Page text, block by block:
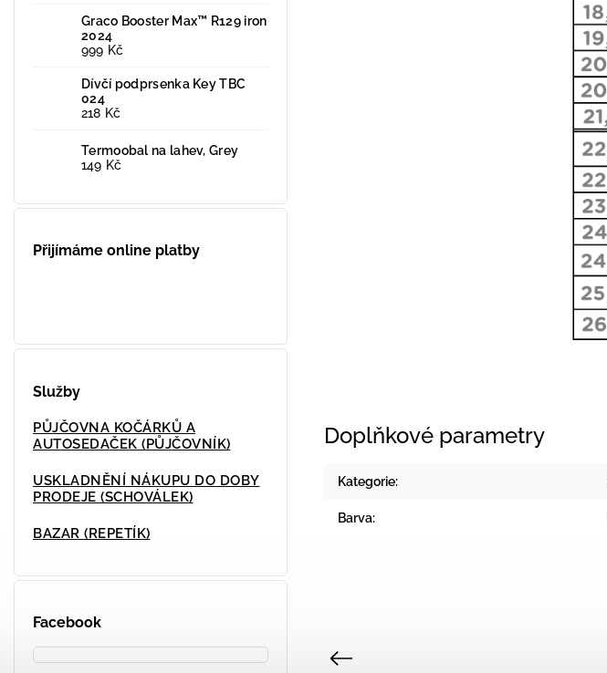
Graco Booster Max™ R129 iron
2024
999 Kč
Dívčí podprsenka Key TBC
024
218 Kč
Termoobal na lahev, Grey
149 Kč
Přijímáme online platby
Služby
PŮJČOVNA KOČÁRKŮ A
AUTOSEDAČEK (PŮJČOVNÍK)
USKLADNĚNÍ NÁKUPU DO DOBY
PRODEJE (SCHOVÁLEK)
BAZAR (REPETÍK)
Facebook
Doplňkové parametry
Kategorie:
Barva:
Previous